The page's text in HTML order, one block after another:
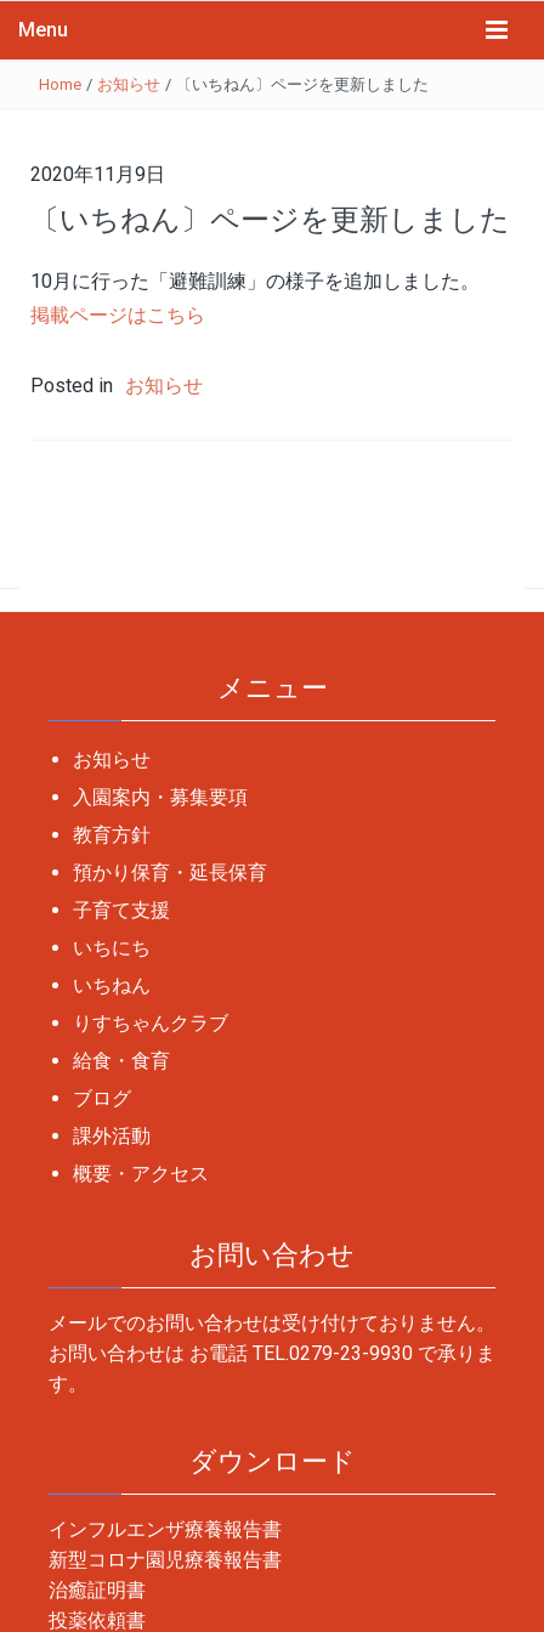
Menu
Home / お知らせ / 〔いちねん〕ページを更新しました
2020年11月9日
〔いちねん〕ページを更新しました
10月に行った「避難訓練」の様子を追加しました。
掲載ページはこちら
Posted in お知らせ
ビ
シ
ョ
ン
メニュー
お知らせ
入園案内・募集要項
教育方針
預かり保育・延長保育
子育て支援
いちにち
いちねん
りすちゃんクラブ
給食・食育
ブログ
課外活動
概要・アクセス
お問い合わせ
メールでのお問い合わせは受け付けておりません。
お問い合わせは お電話 TEL.0279-23-9930 で承りま
す。
ダウンロード
インフルエンザ療養報告書
新型コロナ園児療養報告書
治癒証明書
投薬依頼書